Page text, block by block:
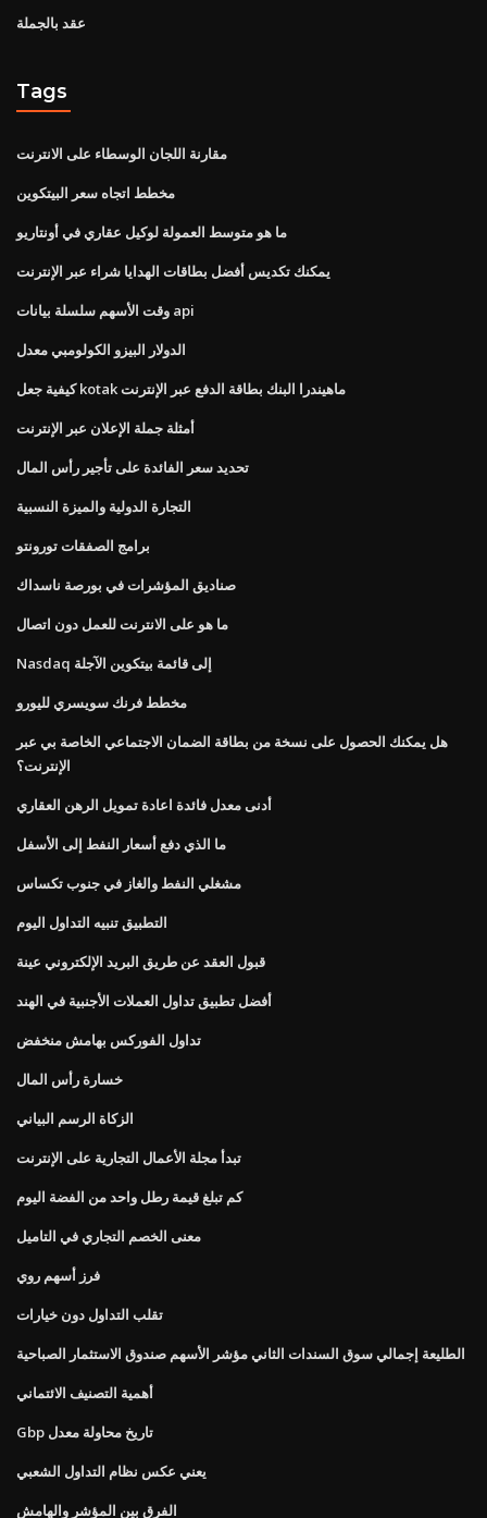
عقد بالجملة
Tags
مقارنة اللجان الوسطاء على الانترنت
مخطط اتجاه سعر البيتكوين
ما هو متوسط ​​العمولة لوكيل عقاري في أونتاريو
يمكنك تكديس أفضل بطاقات الهدايا شراء عبر الإنترنت
وقت الأسهم سلسلة بيانات api
الدولار البيزو الكولومبي معدل
كيفية جعل kotak ماهيندرا البنك بطاقة الدفع عبر الإنترنت
أمثلة جملة الإعلان عبر الإنترنت
تحديد سعر الفائدة على تأجير رأس المال
التجارة الدولية والميزة النسبية
برامج الصفقات تورونتو
صناديق المؤشرات في بورصة ناسداك
ما هو على الانترنت للعمل دون اتصال
Nasdaq إلى قائمة بيتكوين الآجلة
مخطط فرنك سويسري لليورو
هل يمكنك الحصول على نسخة من بطاقة الضمان الاجتماعي الخاصة بي عبر
الإنترنت؟
أدنى معدل فائدة اعادة تمويل الرهن العقاري
ما الذي دفع أسعار النفط إلى الأسفل
مشغلي النفط والغاز في جنوب تكساس
التطبيق تنبيه التداول اليوم
قبول العقد عن طريق البريد الإلكتروني عينة
أفضل تطبيق تداول العملات الأجنبية في الهند
تداول الفوركس بهامش منخفض
خسارة رأس المال
الزكاة الرسم البياني
تبدأ مجلة الأعمال التجارية على الإنترنت
كم تبلغ قيمة رطل واحد من الفضة اليوم
معنى الخصم التجاري في التاميل
فرز أسهم روي
تقلب التداول دون خيارات
الطليعة إجمالي سوق السندات الثاني مؤشر الأسهم صندوق الاستثمار الصباحية
أهمية التصنيف الائتماني
Gbp تاريخ محاولة معدل
يعني عكس نظام التداول الشعبي
الفرق بين المؤشر والهامش